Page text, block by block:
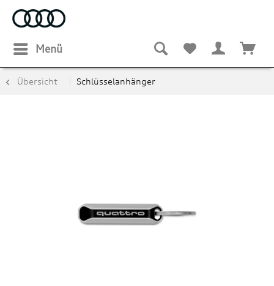
Menü
Übersicht Schlüsselanhänger